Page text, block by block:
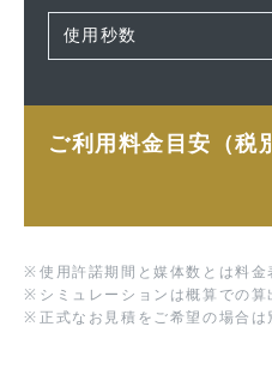
ご利用料金目安（税
※ 使用許諾期間と媒体数とは料金
※ シミュレーションは概算での算
※ 正式なお見積をご希望の場合は